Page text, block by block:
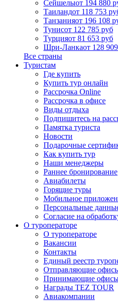
Сейшелыот 194 880
Таиландот 118 753
Танзанияот 196 108
Тунисот 122 785 руб
Турцияот 81 653 руб
Шри-Ланкаот 128
Все страны
Туристам
Где купить
Купить тур онлайн
Рассрочка Online
Рассрочка в офисе
Виды отдыха
Подпишитесь на
Памятка туриста
Новости
Подарочные
Как купить тур
Наши менеджеры
Раннее бронирование
Авиабилеты
Горящие туры
Мобильное
Персональные
Согласие на
О туроператоре
О туроператоре
Вакансии
Контакты
Единый реестр
Отправляющие
Принимающие
Награды TEZ TOUR
Авиакомпании